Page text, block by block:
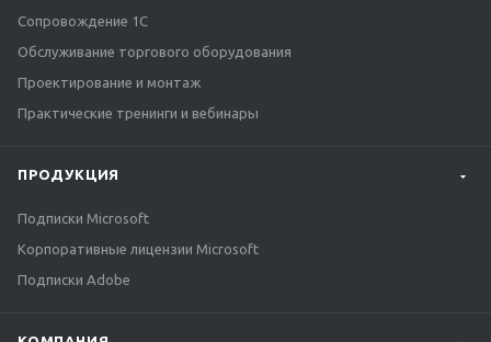
Сопровождение 1С
Обслуживание торгового оборудования
Проектирование и монтаж
Практические тренинги и вебинары
ПРОДУКЦИЯ
Подписки Microsoft
Корпоративные лицензии Microsoft
Подписки Adobe